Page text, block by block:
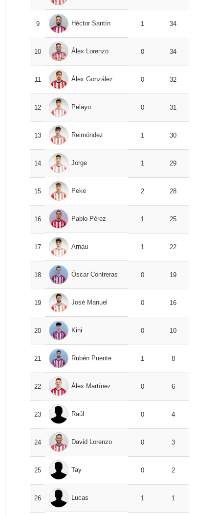
9 Héctor Santín 1 34
10 Álex Lorenzo 0 34
11 Álex González 0 32
12 Pelayo 0 31
13 Reimóndez 1 30
14 Jorge 1 29
15 Peke 2 28
16 Pablo Pérez 1 25
17 Arnau 1 22
18 Óscar Contreras 0 19
19 José Manuel 0 16
20 Kini 0 10
21 Rubén Puente 1 8
22 Álex Martínez 0 6
23 Raúl 0 4
24 David Lorenzo 0 3
25 Tay 0 2
26 Lucas 1 1